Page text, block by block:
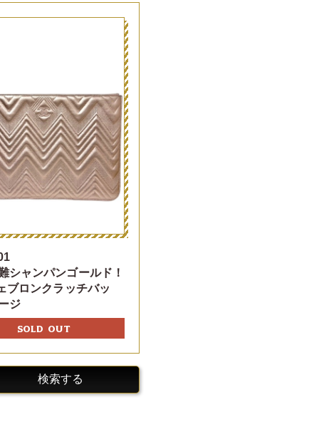
シャンパンゴールド！
ブロンクラッチバッ
ジ
SOLD OUT
検索する